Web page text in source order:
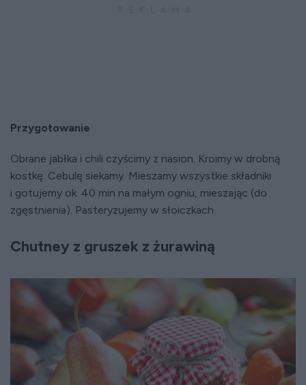
Przygotowanie
Obrane jabłka i chili czyścimy z nasion. Kroimy w drobną
kostkę. Cebulę siekamy. Mieszamy wszystkie składniki
i gotujemy ok. 40 min na małym ogniu, mieszając (do
zgęstnienia). Pasteryzujemy w słoiczkach.
Chutney z gruszek z żurawiną